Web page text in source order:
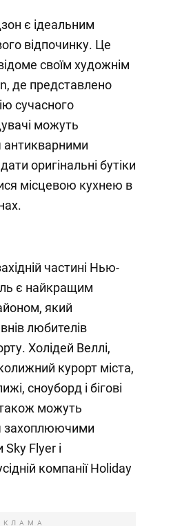
є ідеальним
відпочинку. Це
своїм художнім
де представлено
сучасного
можуть
антикварними
оригінальні бутіки
місцевою кухнею в
частині Нью-
є найкращим
який
любителів
Холідей Веллі,
курорт міста,
сноуборд і бігові
також можуть
захоплюючими
Sky Flyer і
компанії Holiday